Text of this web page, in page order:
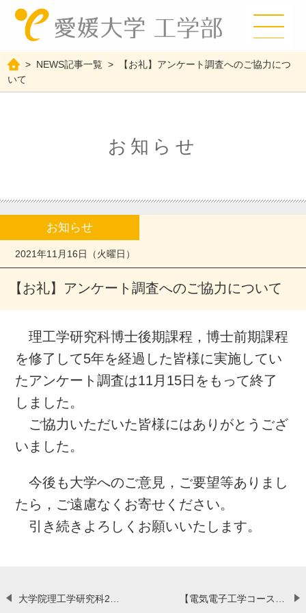
> NEWS記事一覧 >
【お礼】アンケート調査へのご協力につ
いて
お知らせ
お知らせ
2021年11月16日（火曜日）
【お礼】アンケート調査へのご協力について
理工学研究科博士後期課程，博士前期課程
を修了して5年を経過した皆様に実施してい
たアンケート調査は11月15日をもって終了
しました。
ご協力いただいた皆様にはありがとうござ
いました。
今後も大学へのご意見，ご要望等ありまし
たら，ご遠慮なくお寄せください。
引き続きよろしくお願いいたします。